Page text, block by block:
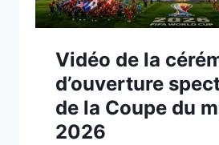
Vidéo de la
d’ouverture
de la Coupe du
2026